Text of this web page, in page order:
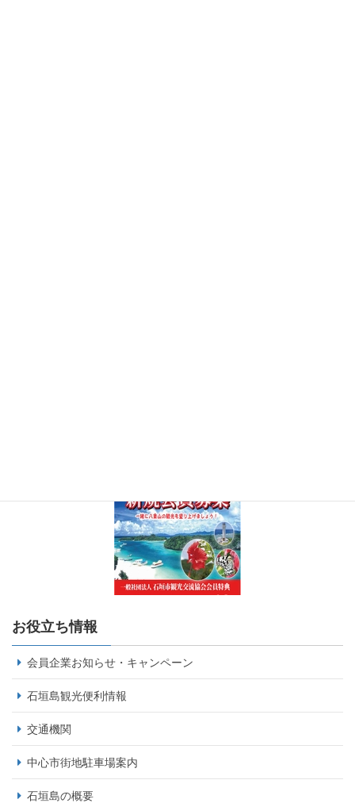
お役立ち情報
会員企業お知らせ・キャンペーン
石垣島観光便利情報
交通機関
中心市街地駐車場案内
石垣島の概要